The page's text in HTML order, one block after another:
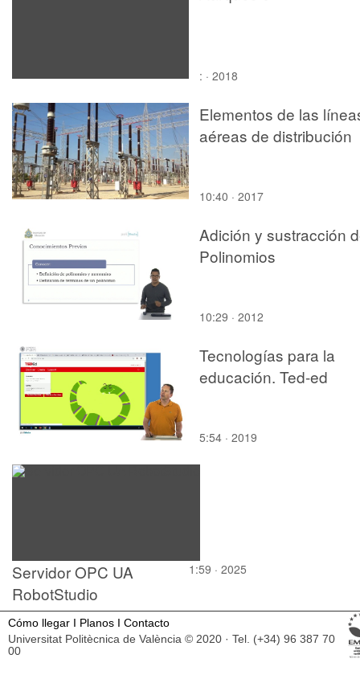
: · 2018
Elementos de las
aéreas de distribución
10:40 · 2017
Adición y sustracción
Polinomios
10:29 · 2012
Tecnologías para la
educación. Ted-ed
5:54 · 2019
Servidor OPC UA
RobotStudio
1:59 · 2025
Cómo llegar I Planos I Contacto
Universitat Politècnica de València © 2020 · Tel. (+34) 96 387 70
00